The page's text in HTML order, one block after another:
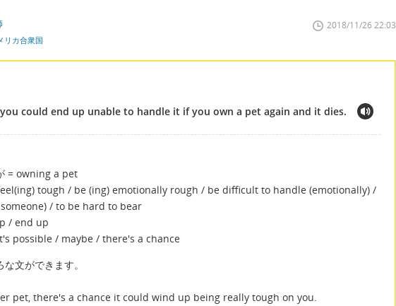
リカ合衆国
2018/11/26 22:03
could end up unable to handle it if you own a pet again and it dies.
= owning a pet
tough / be (ing) emotionally rough / be difficult to handle (emotionally) /
/ to be hard to bear
/ end up
possible / maybe / there's a chance
文ができます。
pet, there's a chance it could wind up being really tough on you.